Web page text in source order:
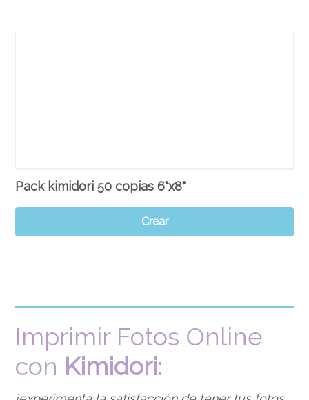
Pack kimidori 50 copias 6"x8"
Crear
Imprimir Fotos Online
con Kimidori: